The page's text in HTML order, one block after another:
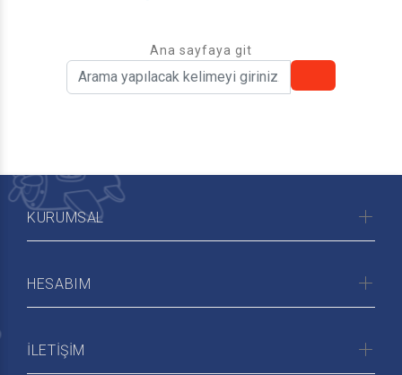
Ana sayfaya git
KURUMSAL
HESABIM
İLETİŞİM